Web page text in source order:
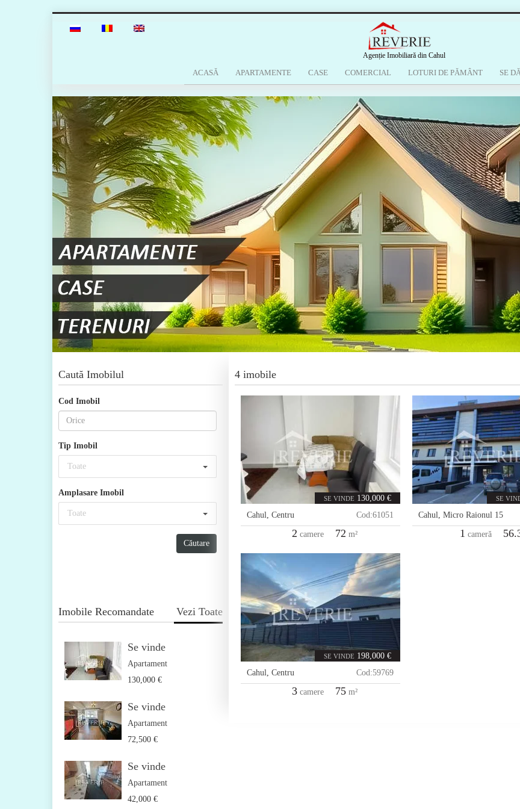
Agenție Imobiliară din Cahul
ACASĂ APARTAMENTE CASE COMERCIAL LOTURI DE PĂMÂNT SE
Caută Imobilul
Cod Imobil
Tip Imobil
Toate
Amplasare Imobil
Toate
Imobile Recomandate Vezi Toate
Se vinde
Apartament
130,000 €
Se vinde
Apartament
72,500 €
Se vinde
Apartament
42,000 €
4 imobile
SE VINDE 130,000 €
Cahul, Centru Cod:61051
2 camere 72 m²
SE
Cahul,Micro Raionul 15
1 cameră
SE VINDE 198,000 €
Cahul, Centru Cod:59769
3 camere 75 m²